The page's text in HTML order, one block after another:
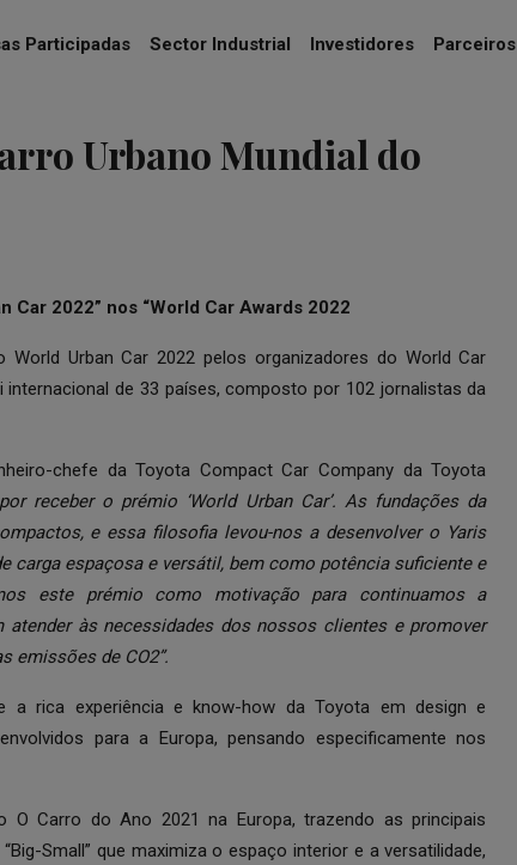
Participadas Sector Industrial Investidores Parceiros
Urbano Mundial do
Car 2022” nos “World Car Awards 2022
Urban Car 2022 pelos organizadores do World Car
de 33 países, composto por 102 jornalistas da
chefe da Toyota Compact Car Company da Toyota
receber o prémio ‘World Urban Car’. As fundações da
e essa filosofia levou-nos a desenvolver o Yaris
carga espaçosa e versátil, bem como potência suficiente e
este prémio como motivação para continuamos a
às necessidades dos nossos clientes e promover
emissões de CO2”.
a rica experiência e know-how da Toyota em design e
para a Europa, pensando especificamente nos
O Carro do Ano 2021 na Europa, trazendo as principais
Small” que maximiza o espaço interior e a versatilidade,